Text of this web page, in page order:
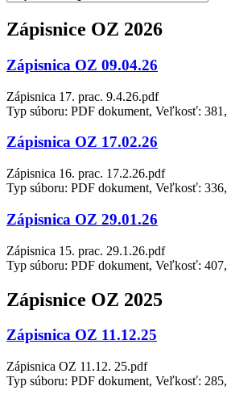
Zápisnice OZ 2026
Zápisnica OZ 09.04.26
Zápisnica 17. prac. 9.4.26.pdf
Typ súboru: PDF dokument, Veľkosť:
Zápisnica OZ 17.02.26
Zápisnica 16. prac. 17.2.26.pdf
Typ súboru: PDF dokument, Veľkosť:
Zápisnica OZ 29.01.26
Zápisnica 15. prac. 29.1.26.pdf
Typ súboru: PDF dokument, Veľkosť:
Zápisnice OZ 2025
Zápisnica OZ 11.12.25
Zápisnica OZ 11.12. 25.pdf
Typ súboru: PDF dokument, Veľkosť: